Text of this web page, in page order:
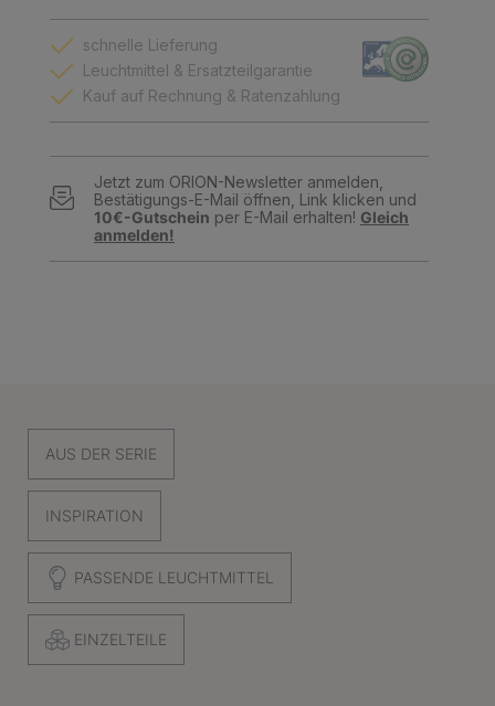
schnelle Lieferung
Leuchtmittel & Ersatzteilgarantie
Kauf auf Rechnung & Ratenzahlung
Jetzt zum ORION-Newsletter anmelden,
Bestätigungs-E-Mail öffnen, Link klicken und
10€-Gutschein per E-Mail erhalten! Gleich
anmelden!
AUS DER SERIE
INSPIRATION
PASSENDE LEUCHTMITTEL
EINZELTEILE